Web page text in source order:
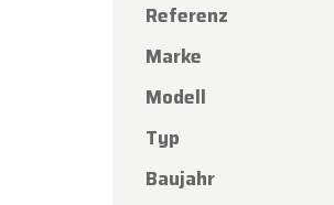
Referenz
Marke
Modell
Typ
Baujahr